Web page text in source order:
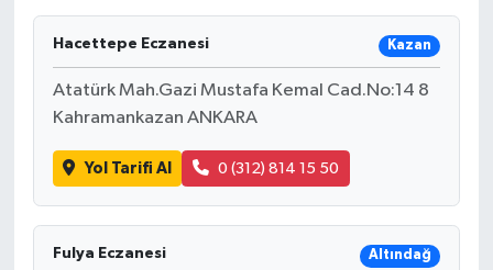
Hacettepe Eczanesi Kazan
Atatürk Mah.Gazi Mustafa Kemal Cad.No:14 8
Kahramankazan ANKARA
Yol Tarifi Al 0 (312) 814 15 50
Fulya Eczanesi Altındağ